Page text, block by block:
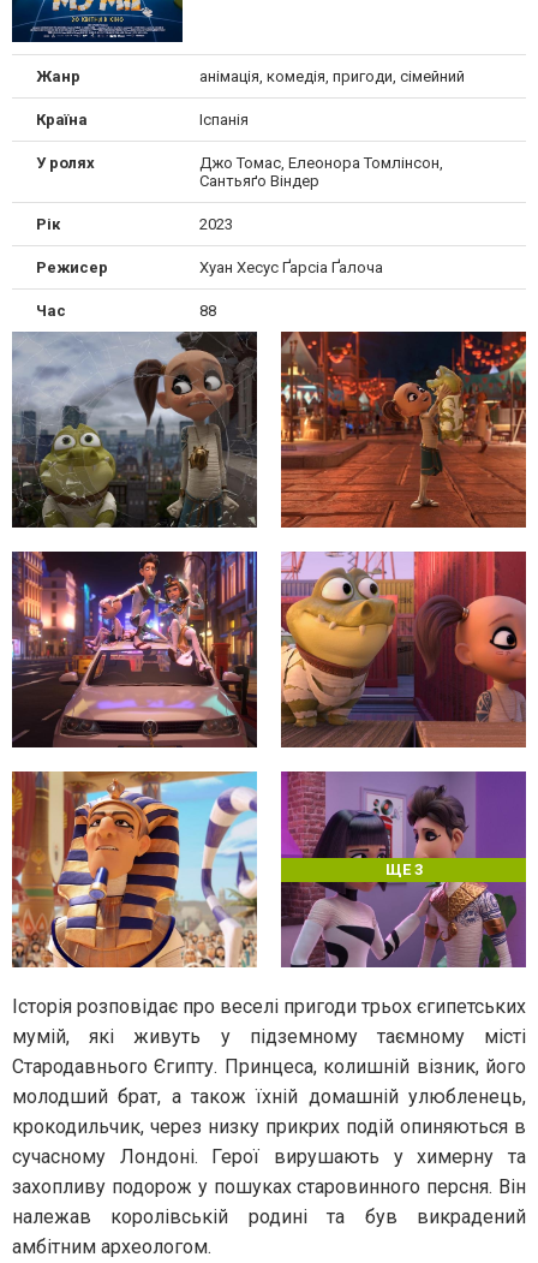
Жанр анімація, комедія, пригоди, сімейний
Країна Іспанія
У ролях
Джо Томас, Елеонора Томлінсон,
Сантьяґо Віндер
Рік 2023
Режисер Хуан Хесус Ґарсіа Ґалоча
Час 88
ЩЕ 3
Історія розповідає про веселі пригоди трьох єгипетських
мумій, які живуть у підземному таємному місті
Стародавнього Єгипту. Принцеса, колишній візник, його
молодший брат, а також їхній домашній улюбленець,
крокодильчик, через низку прикрих подій опиняються в
сучасному Лондоні. Герої вирушають у химерну та
захопливу подорож у пошуках старовинного персня. Він
належав королівській родині та був викрадений
амбітним археологом.